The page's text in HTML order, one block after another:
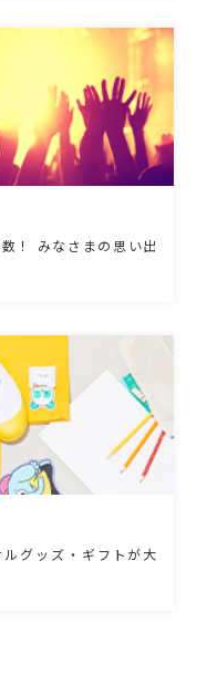
！ みなさまの思い出
グッズ・ギフトが大